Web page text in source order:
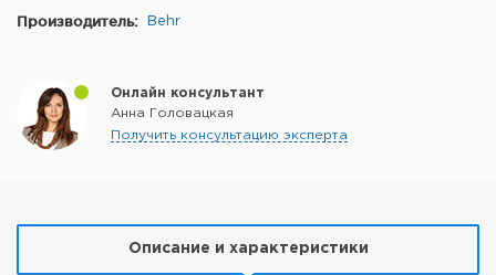
Производитель: Behr
Онлайн консультант
Анна Головацкая
Получить консультацию эксперта
Описание и характеристики